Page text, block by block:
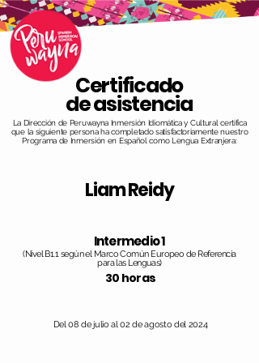
Certificado
de asistencia
La Dirección de Peruwayna Inmersión Idiomática y Cultural certifica
que la siguiente persona ha completado satisfactoriamente nuestro
Programa de Inmersión en Español como Lengua Extranjera:
Liam Reidy
Intermedio 1
(Nivel B1.1 según el Marco Común Europeo de Referencia
para las Lenguas)
30 horas
Del 08 de julio al 02 de agosto del 2024